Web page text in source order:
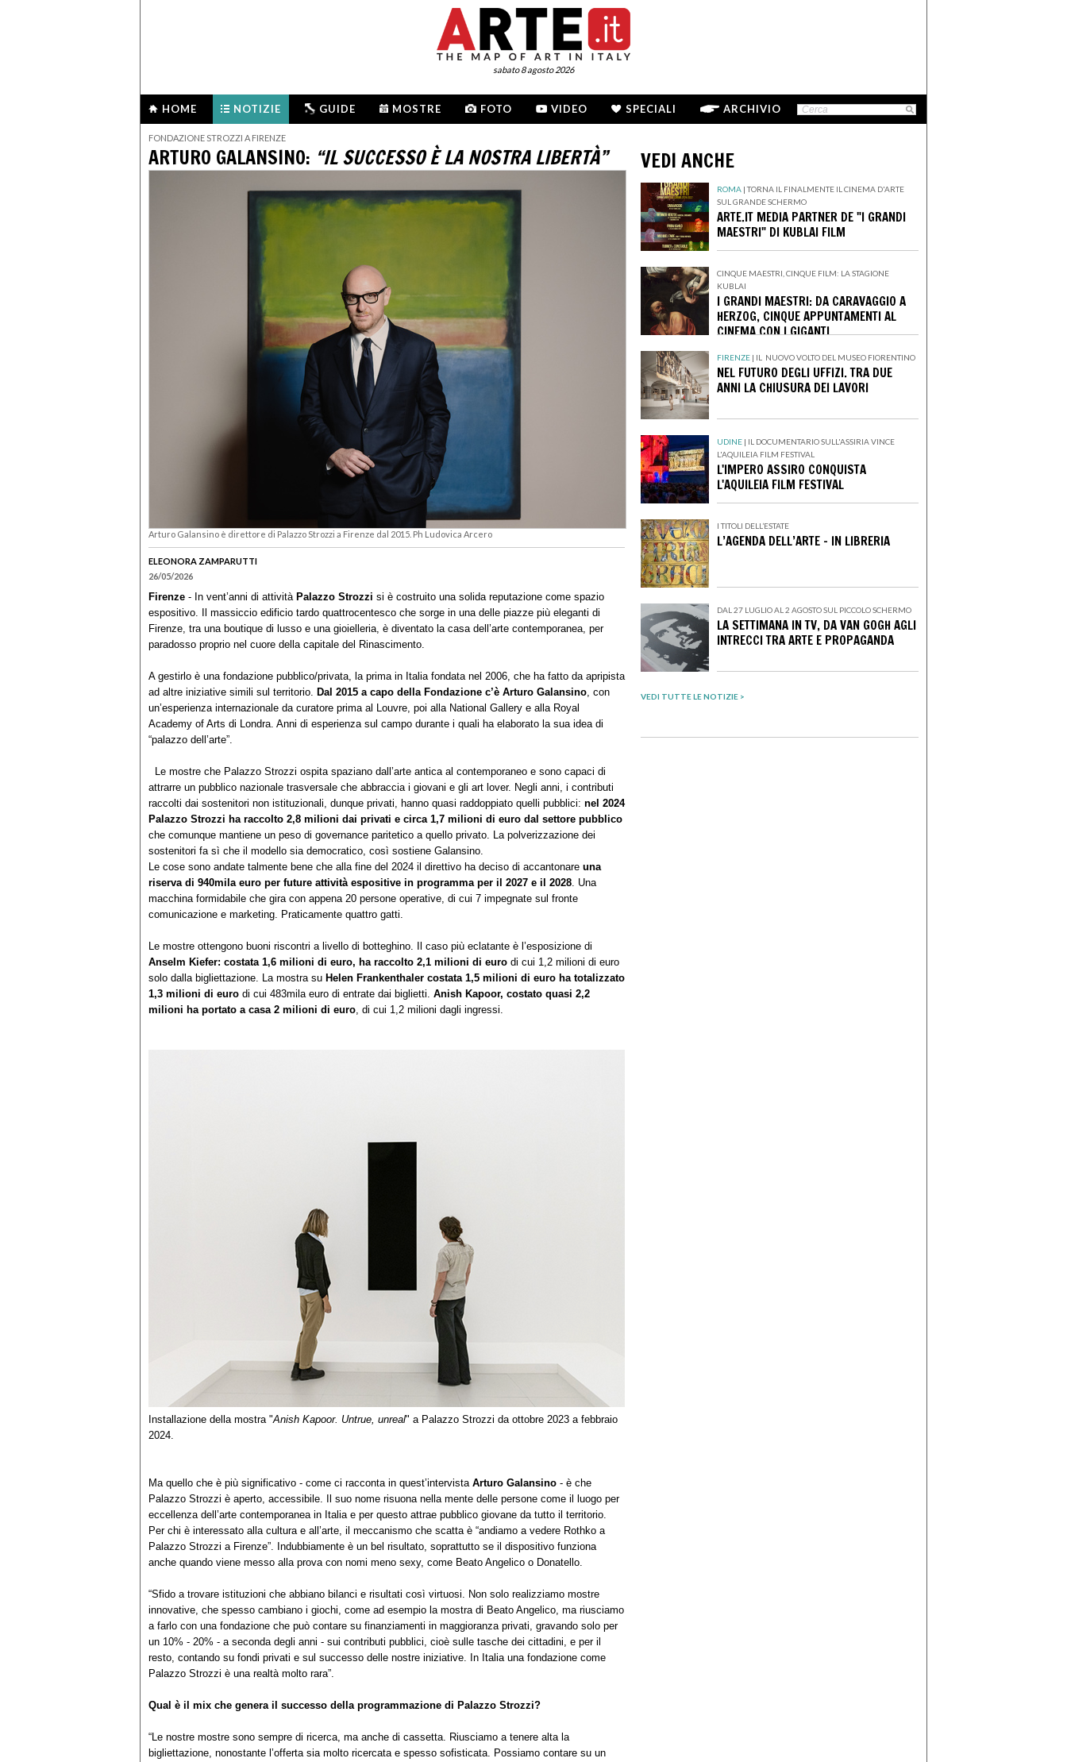
sabato 8 agosto 2026
HOME NOTIZIE GUIDE MOSTRE FOTO VIDEO SPECIALI ARCHIVIO
FONDAZIONE STROZZI A FIRENZE
ARTURO GALANSINO: “IL SUCCESSO È LA NOSTRA LIBERTÀ”
Arturo Galansino è direttore di Palazzo Strozzi a Firenze dal 2015. Ph Ludovica Arcero
ELEONORA ZAMPARUTTI
26/05/2026
Firenze - In vent’anni di attività Palazzo Strozzi si è costruito una solida reputazione come spazio
espositivo. Il massiccio edificio tardo quattrocentesco che sorge in una delle piazze più eleganti di
Firenze, tra una boutique di lusso e una gioielleria, è diventato la casa dell’arte contemporanea, per
paradosso proprio nel cuore della capitale del Rinascimento.
A gestirlo è una fondazione pubblico/privata, la prima in Italia fondata nel 2006, che ha fatto da apripista
ad altre iniziative simili sul territorio. Dal 2015 a capo della Fondazione c’è Arturo Galansino, con
un’esperienza internazionale da curatore prima al Louvre, poi alla National Gallery e alla Royal
Academy of Arts di Londra. Anni di esperienza sul campo durante i quali ha elaborato la sua idea di
“palazzo dell’arte”.
Le mostre che Palazzo Strozzi ospita spaziano dall’arte antica al contemporaneo e sono capaci di
attrarre un pubblico nazionale trasversale che abbraccia i giovani e gli art lover. Negli anni, i contributi
raccolti dai sostenitori non istituzionali, dunque privati, hanno quasi raddoppiato quelli pubblici: nel 2024
Palazzo Strozzi ha raccolto 2,8 milioni dai privati e circa 1,7 milioni di euro dal settore pubblico
che comunque mantiene un peso di governance paritetico a quello privato. La polverizzazione dei
sostenitori fa sì che il modello sia democratico, così sostiene Galansino.
Le cose sono andate talmente bene che alla fine del 2024 il direttivo ha deciso di accantonare una
riserva di 940mila euro per future attività espositive in programma per il 2027 e il 2028. Una
macchina formidabile che gira con appena 20 persone operative, di cui 7 impegnate sul fronte
comunicazione e marketing. Praticamente quattro gatti.
Le mostre ottengono buoni riscontri a livello di botteghino. Il caso più eclatante è l’esposizione di
Anselm Kiefer: costata 1,6 milioni di euro, ha raccolto 2,1 milioni di euro di cui 1,2 milioni di euro
solo dalla bigliettazione. La mostra su Helen Frankenthaler costata 1,5 milioni di euro ha totalizzato
1,3 milioni di euro di cui 483mila euro di entrate dai biglietti. Anish Kapoor, costato quasi 2,2
milioni ha portato a casa 2 milioni di euro, di cui 1,2 milioni dagli ingressi.
Installazione della mostra "Anish Kapoor. Untrue, unreal" a Palazzo Strozzi da ottobre 2023 a febbraio
2024.
Ma quello che è più significativo - come ci racconta in quest’intervista Arturo Galansino - è che
Palazzo Strozzi è aperto, accessibile. Il suo nome risuona nella mente delle persone come il luogo per
eccellenza dell’arte contemporanea in Italia e per questo attrae pubblico giovane da tutto il territorio.
Per chi è interessato alla cultura e all’arte, il meccanismo che scatta è “andiamo a vedere Rothko a
Palazzo Strozzi a Firenze”. Indubbiamente è un bel risultato, soprattutto se il dispositivo funziona
anche quando viene messo alla prova con nomi meno sexy, come Beato Angelico o Donatello.
“Sfido a trovare istituzioni che abbiano bilanci e risultati così virtuosi. Non solo realizziamo mostre
innovative, che spesso cambiano i giochi, come ad esempio la mostra di Beato Angelico, ma riusciamo
a farlo con una fondazione che può contare su finanziamenti in maggioranza privati, gravando solo per
un 10% - 20% - a seconda degli anni - sui contributi pubblici, cioè sulle tasche dei cittadini, e per il
resto, contando su fondi privati e sul successo delle nostre iniziative. In Italia una fondazione come
Palazzo Strozzi è una realtà molto rara”.
Qual è il mix che genera il successo della programmazione di Palazzo Strozzi?
“Le nostre mostre sono sempre di ricerca, ma anche di cassetta. Riusciamo a tenere alta la
bigliettazione, nonostante l’offerta sia molto ricercata e spesso sofisticata. Possiamo contare su un
VEDI ANCHE
ROMA |TORNA IL FINALMENTE IL CINEMA D'ARTE
SUL GRANDE SCHERMO
ARTE.IT MEDIA PARTNER DE "I GRANDI
MAESTRI" DI KUBLAI FILM
CINQUE MAESTRI, CINQUE FILM: LA STAGIONE
KUBLAI
I GRANDI MAESTRI: DA CARAVAGGIO A
HERZOG, CINQUE APPUNTAMENTI AL
CINEMA CON I GIGANTI
FIRENZE | IL NUOVO VOLTO DEL MUSEO FIORENTINO
NEL FUTURO DEGLI UFFIZI. TRA DUE
ANNI LA CHIUSURA DEI LAVORI
UDINE | IL DOCUMENTARIO SULL'ASSIRIA VINCE
L'AQUILEIA FILM FESTIVAL
L'IMPERO ASSIRO CONQUISTA
L'AQUILEIA FILM FESTIVAL
I TITOLI DELL’ESTATE
L’AGENDA DELL’ARTE - IN LIBRERIA
DAL 27 LUGLIO AL 2 AGOSTO SUL PICCOLO SCHERMO
LA SETTIMANA IN TV, DA VAN GOGH AGLI
INTRECCI TRA ARTE E PROPAGANDA
VEDI TUTTE LE NOTIZIE >